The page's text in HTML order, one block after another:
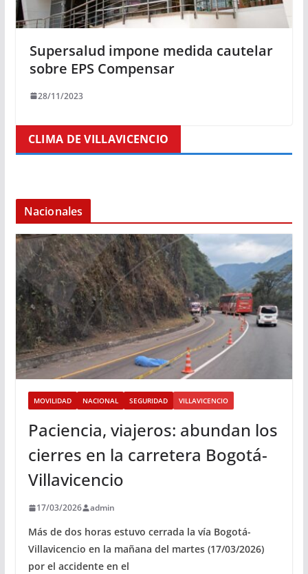
Supersalud impone medida cautelar
sobre EPS Compensar
28/11/2023
CLIMA DE VILLAVICENCIO
Nacionales
MOVILIDAD NACIONAL SEGURIDAD VILLAVICENCIO
Paciencia, viajeros: abundan los
cierres en la carretera Bogotá-
Villavicencio
17/03/2026 admin
Más de dos horas estuvo cerrada la vía Bogotá-
Villavicencio en la mañana del martes (17/03/2026)
por el accidente en el